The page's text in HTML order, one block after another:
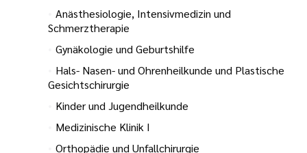
und Plastische
Baden-Fragen
in einem
katholischen
Anästhesiologie, Intensivmedizin und
Schmerztherapie
Gynäkologie und Geburtshilfe
Hals- Nasen- und Ohrenheilkunde und Plastische
Gesichtschirurgie
Kinder und Jugendheilkunde
Medizinische Klinik I
Orthopädie und Unfallchirurgie